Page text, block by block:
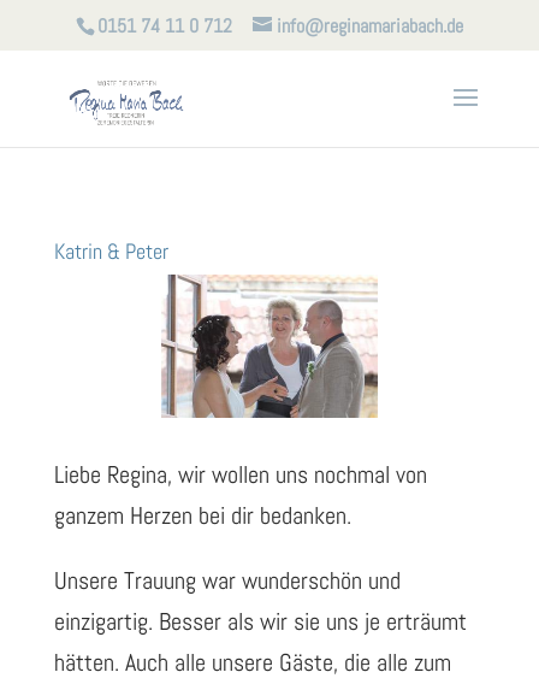
0151 74 11 0 712 info@reginamariabach.de
Katrin & Peter
Liebe Regina, wir wollen uns nochmal von
ganzem Herzen bei dir bedanken.
Unsere Trauung war wunderschön und
einzigartig. Besser als wir sie uns je erträumt
hätten. Auch alle unsere Gäste, die alle zum